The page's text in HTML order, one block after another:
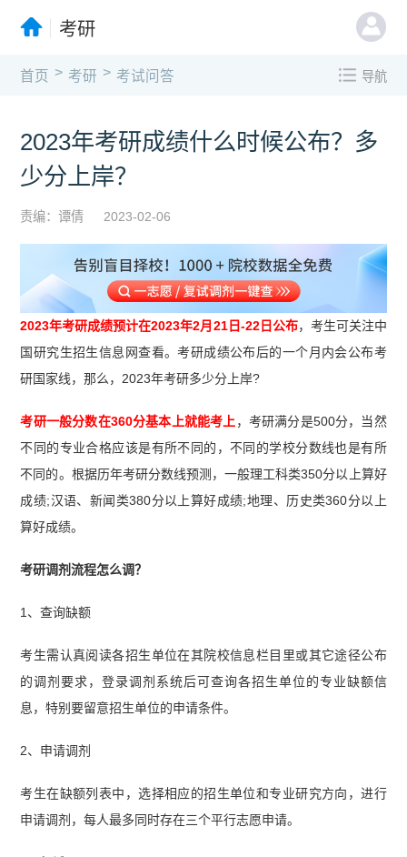
考研
首页 > 考研 > 考试问答 导航
2023年考研成绩什么时候公布？多
少分上岸？
责编：谭倩 2023-02-06
2023年考研成绩预计在2023年2月21日-22日公布，考生可关注中
国研究生招生信息网查看。考研成绩公布后的一个月内会公布考
研国家线，那么，2023年考研多少分上岸?
考研一般分数在360分基本上就能考上 ，考研满分是500分，当然
不同的专业合格应该是有所不同的，不同的学校分数线也是有所
不同的。根据历年考研分数线预测，一般理工科类350分以上算好
成绩;汉语、新闻类380分以上算好成绩;地理、历史类360分以上
算好成绩。
考研调剂流程怎么调？
1、查询缺额
考生需认真阅读各招生单位在其院校信息栏目里或其它途径公布
的调剂要求，登录调剂系统后可查询各招生单位的专业缺额信
息，特别要留意招生单位的申请条件。
2、申请调剂
考生在缺额列表中，选择相应的招生单位和专业研究方向，进行
申请调剂，每人最多同时存在三个平行志愿申请。